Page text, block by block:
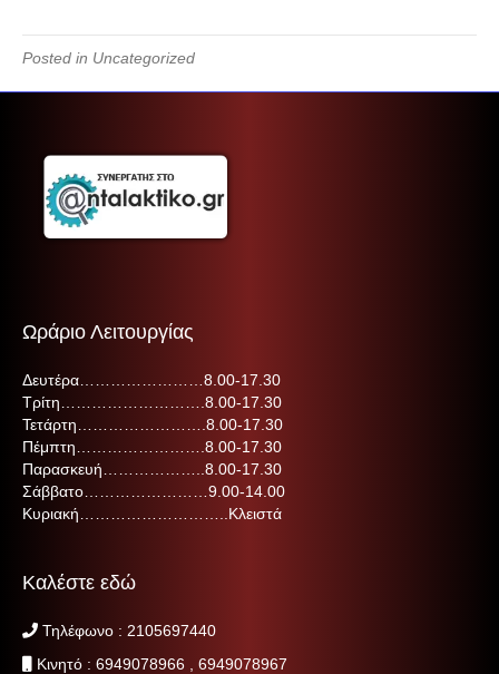
Posted in Uncategorized
Ωράριο Λειτουργίας
Δευτέρα……………………8.00-17.30
Τρίτη……………………….8.00-17.30
Τετάρτη…………………….8.00-17.30
Πέμπτη…………………….8.00-17.30
Παρασκευή………………..8.00-17.30
Σάββατο……………………9.00-14.00
Κυριακή………………………..Κλειστά
Καλέστε εδώ
Τηλέφωνο : 2105697440
Κινητό : 6949078966 , 6949078967